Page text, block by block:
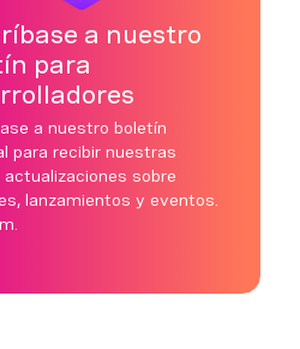
a nuestro
para
a nuestro boletín
para recibir nuestras
sobre
lanzamientos y eventos.